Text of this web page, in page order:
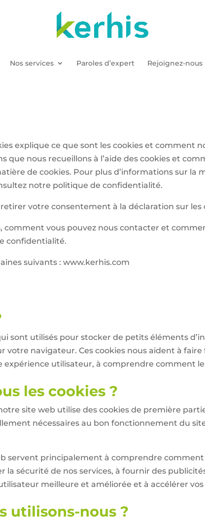
Nos services Paroles d’expert Rejoignez-nous
explique ce que sont les cookies et comment
que nous recueillons à l’aide des cookies et
de cookies. Pour plus d’informations sur la
notre politique de confidentialité.
votre consentement à la déclaration sur les
comment vous pouvez nous contacter et
confidentialité.
suivants : www.kerhis.com
sont utilisés pour stocker de petits éléments
votre navigateur. Ces cookies nous aident à
utilisateur, à comprendre comment
les cookies ?
site web utilise des cookies de première
nécessaires au bon fonctionnement du
servent principalement à comprendre
la sécurité de nos services, à fournir des
meilleure et améliorée et à accélérer
utilisons-nous ?